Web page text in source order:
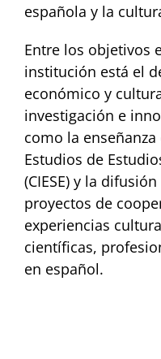
española y la
Entre los objetivos
institución está el
económico y
investigación e
como la
Estudios de
(CIESE) y la
proyectos de
experiencias
científicas,
en español.